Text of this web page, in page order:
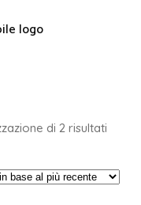
di 2 risultati